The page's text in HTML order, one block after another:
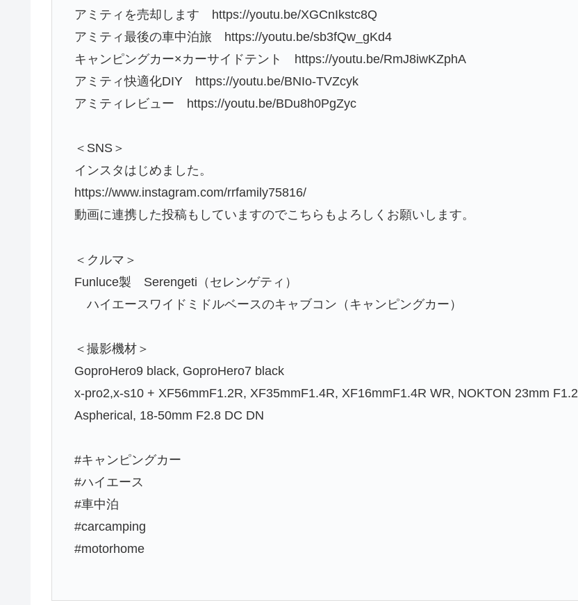
アミティを売却します https://youtu.be/XGCnIkstc8Q
アミティ最後の車中泊旅 https://youtu.be/sb3fQw_gKd4
キャンピングカー×カーサイドテント https://youtu.be/RmJ8iwKZphA
アミティ快適化DIY https://youtu.be/BNIo-TVZcyk
アミティレビュー https://youtu.be/BDu8h0PgZyc
＜SNS＞
インスタはじめました。
https://www.instagram.com/rrfamily75816/
動画に連携した投稿もしていますのでこちらもよろしくお願いします。
＜クルマ＞
Funluce製 Serengeti（セレンゲティ）
ハイエースワイドミドルベースのキャブコン（キャンピングカー）
＜撮影機材＞
GoproHero9 black, GoproHero7 black
x-pro2,x-s10 + XF56mmF1.2R, XF35mmF1.4R, XF16mmF1.4R WR, NOKTON 23mm F1.2
Aspherical, 18-50mm F2.8 DC DN
#キャンピングカー
#ハイエース
#車中泊
#carcamping
#motorhome